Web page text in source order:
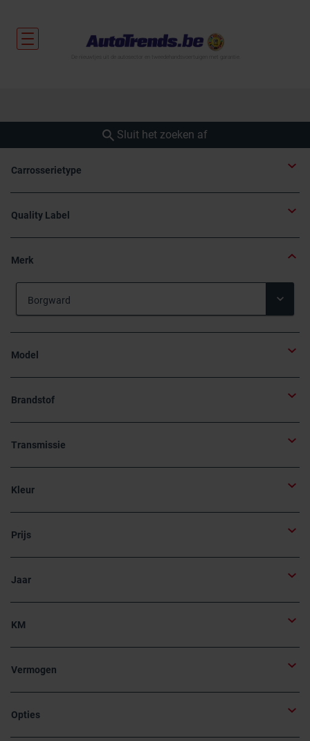
Sluit het zoeken af
Carrosserietype
Quality Label
Merk
Model
Brandstof
Transmissie
Kleur
Prijs
Jaar
KM
Vermogen
Opties